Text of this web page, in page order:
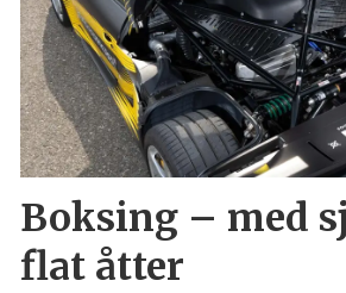
Boksing – med
flat åtter